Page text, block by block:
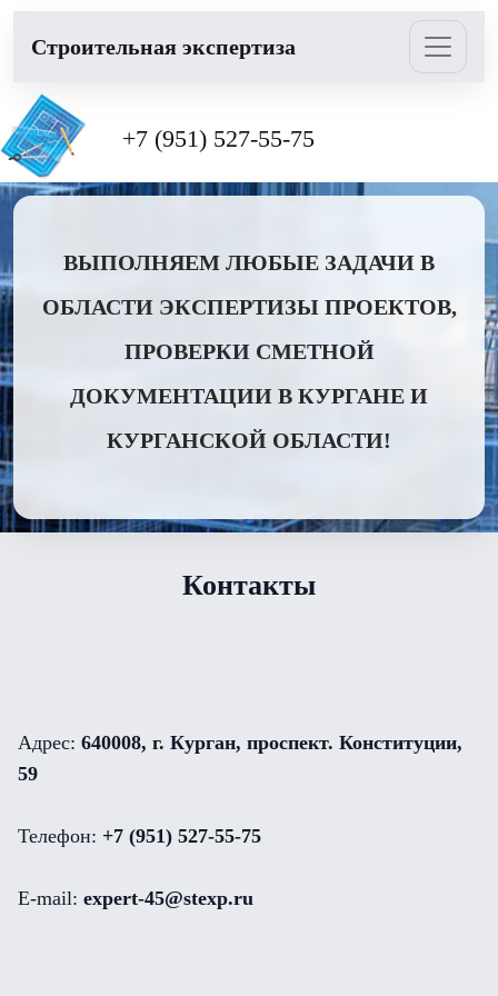
Cтроительная экспертиза
+7 (951) 527-55-75
ВЫПОЛНЯЕМ ЛЮБЫЕ ЗАДАЧИ В
ОБЛАСТИ ЭКСПЕРТИЗЫ ПРОЕКТОВ,
ПРОВЕРКИ СМЕТНОЙ
ДОКУМЕНТАЦИИ В КУРГАНЕ И
КУРГАНСКОЙ ОБЛАСТИ!
Контакты
Адрес: 640008, г. Курган, проспект. Конституции,
59
Телефон: +7 (951) 527-55-75
E-mail: expert-45@stexp.ru